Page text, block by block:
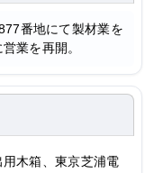
番地にて製材業を
業を再開。
木箱、東京芝浦電